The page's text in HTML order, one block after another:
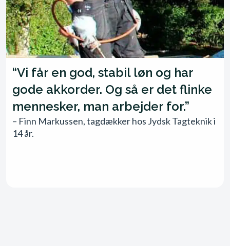
“Vi får en god, stabil løn og har
gode akkorder. Og så er det flinke
mennesker, man arbejder for.”​
– Finn Markussen, tagdækker hos Jydsk Tagteknik i
14 år.